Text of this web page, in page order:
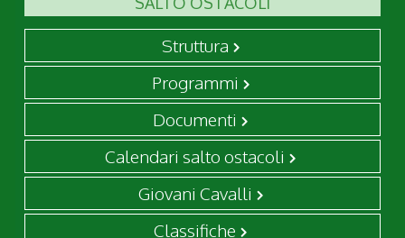
Struttura
Programmi
Documenti
Calendari salto ostacoli
Giovani Cavalli
Classifiche